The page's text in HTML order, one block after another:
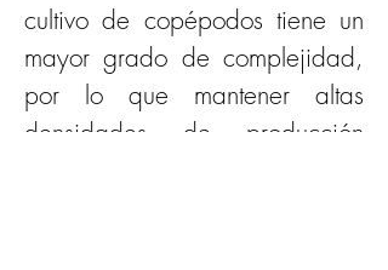
cultivo de copépodos tiene un
mayor grado de complejidad,
por lo que mantener altas
densidades de producción